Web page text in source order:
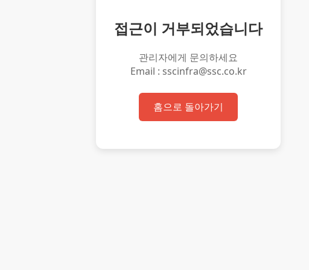
접근이 거부되었습니다
관리자에게 문의하세요
Email : sscinfra@ssc.co.kr
홈으로 돌아가기